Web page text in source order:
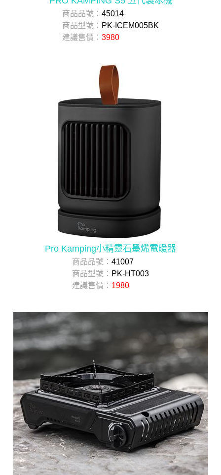
商品品號： 45014
商品型號： PK-ICEM005BK
建議售價： 3980
Pro Kamping小精靈石墨烯電暖器
商品品號： 41007
商品型號： PK-HT003
建議售價： 1980